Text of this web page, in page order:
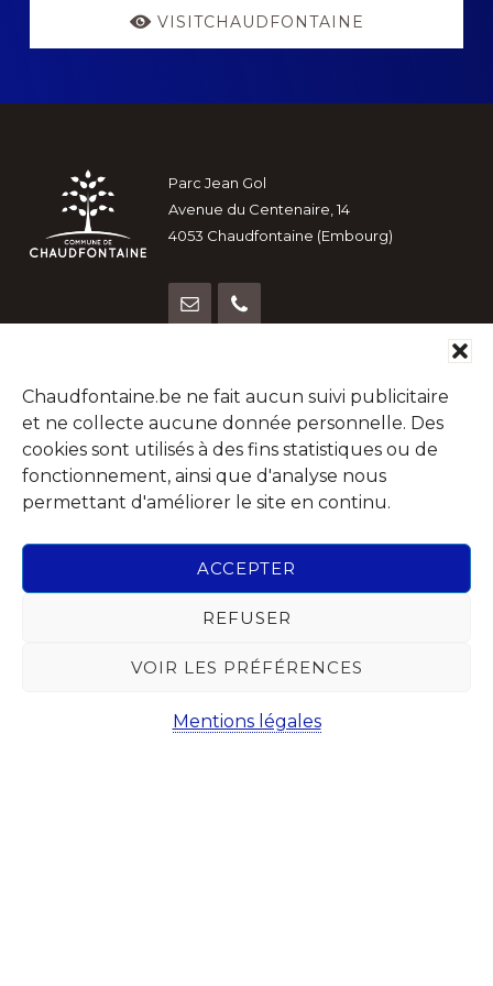
Chaudfontaine.be ne fait aucun suivi publicitaire
et ne collecte aucune donnée personnelle. Des
cookies sont utilisés à des fins statistiques ou de
fonctionnement, ainsi que d'analyse nous
permettant d'améliorer le site en continu.
ACCEPTER
REFUSER
VOIR LES PRÉFÉRENCES
Mentions légales
VISITCHAUDFONTAINE
Footer
Parc Jean Gol
Avenue du Centenaire, 14
4053 Chaudfontaine (Embourg)
dans
ce
site
Web
Copyright © 2026 · Administration communale de
Chaudfontaine
Chaque mois, recevez l'essentiel de votre Commune pour
savoir tout ce qu'il se passe à Chaudfontaine.